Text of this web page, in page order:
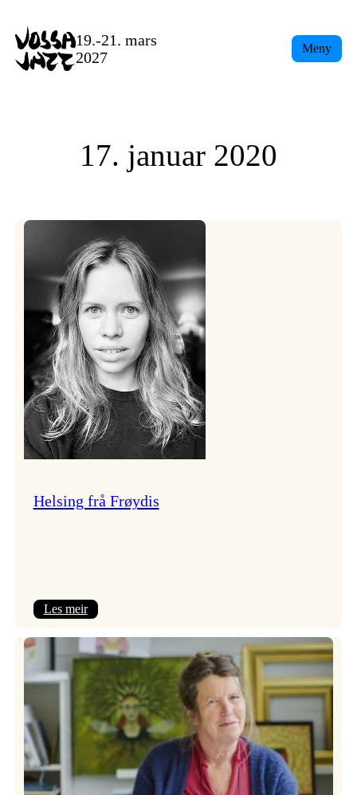
content
19.-21. mars
2027
Meny
17. januar 2020
Helsing frå Frøydis
Les meir:
frå
Frøydis